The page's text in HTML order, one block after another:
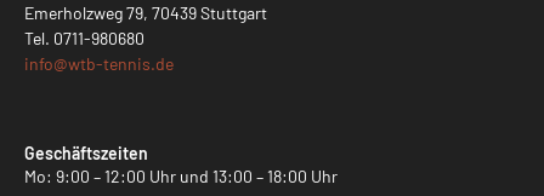
Emerholzweg 79, 70439 Stuttgart
Tel. 0711-980680
info@wtb-tennis.de
Geschäftszeiten
Mo: 9:00 – 12:00 Uhr und 13:00 – 18:00 Uhr